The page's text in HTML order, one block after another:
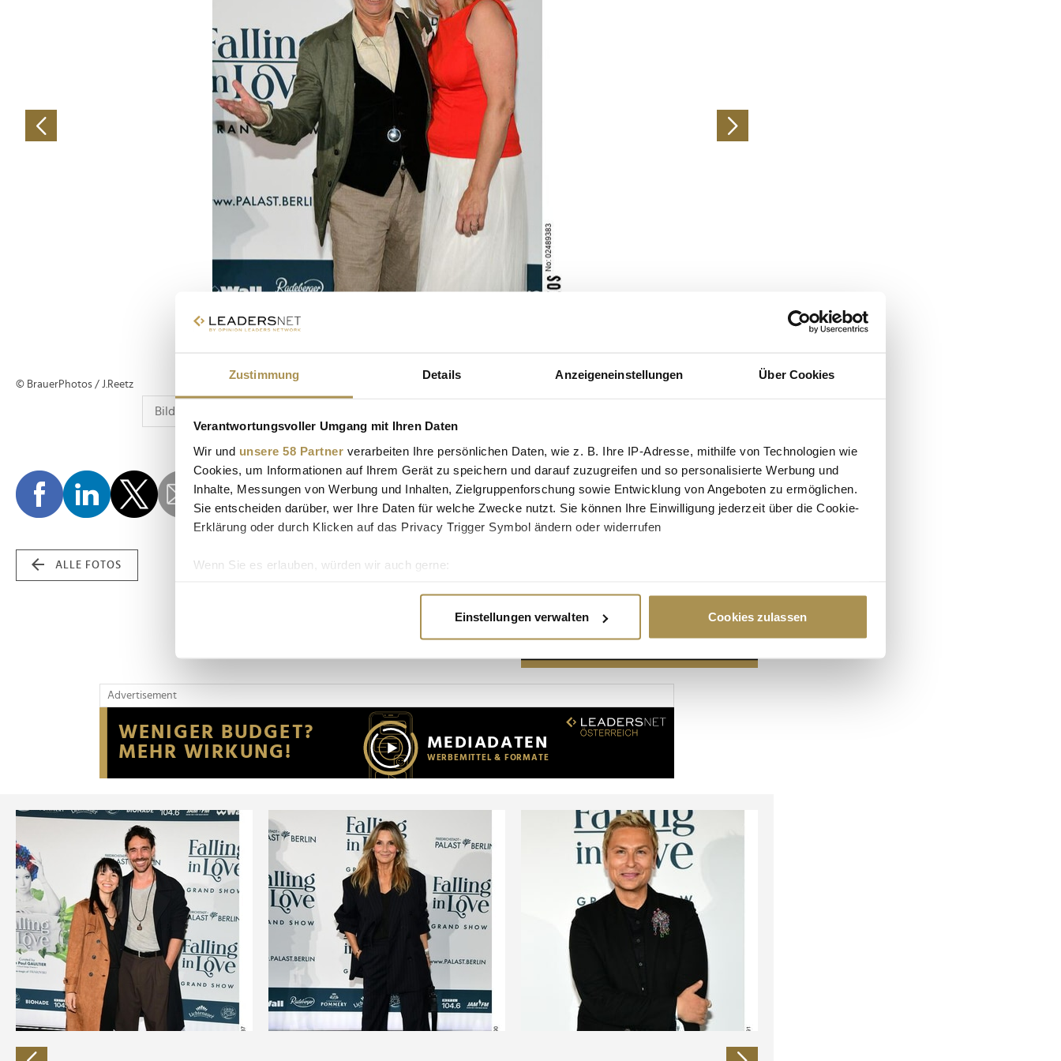
Zustimmung Details Anzeigeneinstellungen Über Cookies
Verantwortungsvoller Umgang mit Ihren Daten
Wir und unsere 58 Partner verarbeiten Ihre persönlichen Daten, wie z. B. Ihre IP-Adresse, mithilfe von Technologien wie
Cookies, um Informationen auf Ihrem Gerät zu speichern und darauf zuzugreifen und so personalisierte Werbung und
Inhalte, Messungen von Werbung und Inhalten, Zielgruppenforschung sowie Entwicklung von Angeboten zu ermöglichen.
Sie entscheiden darüber, wer Ihre Daten für welche Zwecke nutzt. Sie können Ihre Einwilligung jederzeit über die Cookie-
Erklärung oder durch Klicken auf das Privacy Trigger Symbol ändern oder widerrufen
Wenn Sie es erlauben, würden wir auch gerne:
Erfahren Sie mehr darüber, wie Ihre persönlichen Daten verarbeitet werden, und legen Sie Ihre Präferenzen im
Wir verwenden Cookies, um Inhalte und Anzeigen zu personalisieren, Funktionen für soziale Medien anbieten zu können
Website an unsere Partner für soziale Medien, Werbung und Analysen weiter. Unsere Partner führen diese Informationen
möglicherweise mit weiteren Daten zusammen, die Sie ihnen bereitgestellt haben oder die sie im Rahmen Ihrer Nutzung
der Dienste gesammelt haben.
Einstellungen verwalten Cookies zulassen
© BrauerPhotos / J.Reetz
ALLE FOTOS
Advertisement
Advertisement